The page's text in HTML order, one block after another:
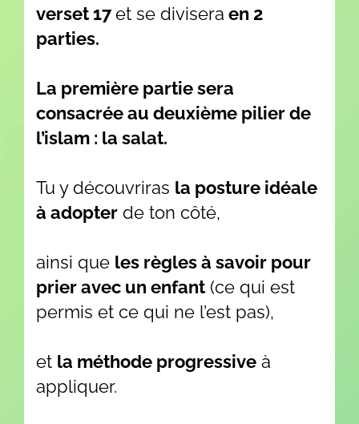
verset 17et se divisera en 2
parties.
La première partie sera
consacrée au deuxième pilier de
l’islam : la salat.
Tu y découvriras la posture idéale
à adopter de ton côté,
ainsi que les règles à savoir pour
prier avec un enfant (ce qui est
permis et ce qui ne l’est pas),
et la méthode progressive à
appliquer.